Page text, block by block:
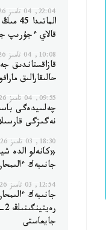
22:04, 04 تامىز 2026
قالاي ءجۇرىپ
10:08, 04 تامىز 2026
قازاقستاندىق
حالىقارالىق
09:55, 04 تامىز 2026
چەلسيدەگى
نەگىزگى
18:30, 03 تامىز 2026
«كانەلو الدە
جانىبەك
12:54, 03 تامىز 2026
جايعاستى